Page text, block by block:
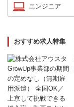
エンジニア
おすすめ求人特集